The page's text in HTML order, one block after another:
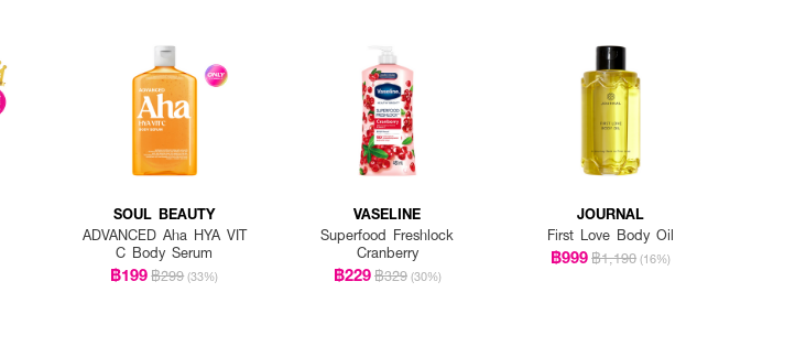
SOUL BEAUTY
ADVANCED Aha HYA VIT
C Body Serum
฿199฿299 (33%)
VASELINE
Superfood Freshlock
Cranberry
฿229฿329 (30%)
JOURNAL
First Love Body Oil
฿999฿1,190 (16%)